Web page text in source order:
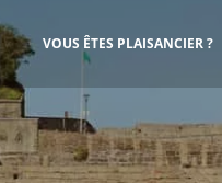
User account menu
VOUS ÊTES PLAISANCIER ?